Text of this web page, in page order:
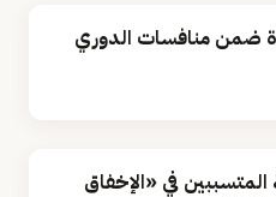
ضمن منافسات الدوري
في «الإخفاق